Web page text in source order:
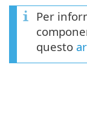
Per
questo